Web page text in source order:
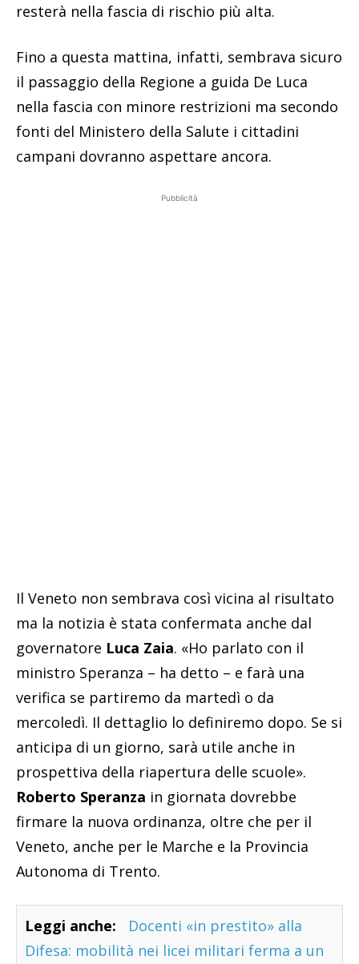
resterà nella fascia di rischio più alta.
Fino a questa mattina, infatti, sembrava sicuro
il passaggio della Regione a guida De Luca
nella fascia con minore restrizioni ma secondo
fonti del Ministero della Salute i cittadini
campani dovranno aspettare ancora.
Pubblicità
Il Veneto non sembrava così vicina al risultato
ma la notizia è stata confermata anche dal
governatore Luca Zaia. «Ho parlato con il
ministro Speranza – ha detto – e farà una
verifica se partiremo da martedì o da
mercoledì. Il dettaglio lo definiremo dopo. Se si
anticipa di un giorno, sarà utile anche in
prospettiva della riapertura delle scuole».
Roberto Speranza in giornata dovrebbe
firmare la nuova ordinanza, oltre che per il
Veneto, anche per le Marche e la Provincia
Autonoma di Trento.
Leggi anche:
Docenti «in prestito» alla
Difesa: mobilità nei licei militari ferma a un